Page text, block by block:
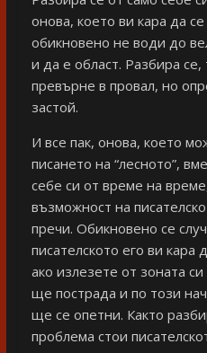
онова, което ви кара да
обикновено не води до
и да е област. Разбира
превърне в провал, но
застой.
И все пак, онова, което
писането на “лесното”,
себе си от време на
възможност на
пречи. Обикновено се
писателското его ви кара
ако излезете от зоната
ще пострада и по този
ще се опетни. Както
проблема стои